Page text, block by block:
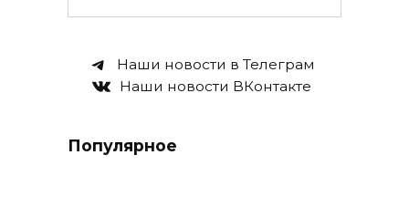
Наши новости в Телеграм
Наши новости ВКонтакте
Популярное